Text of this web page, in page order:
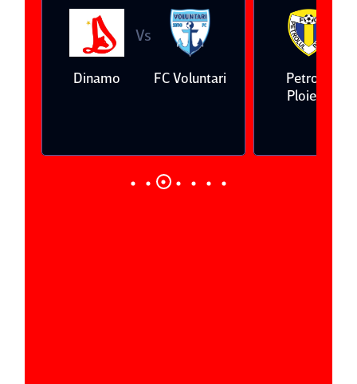
Dinamo
Vs
FC Voluntari
Petrolul
Ploieşti